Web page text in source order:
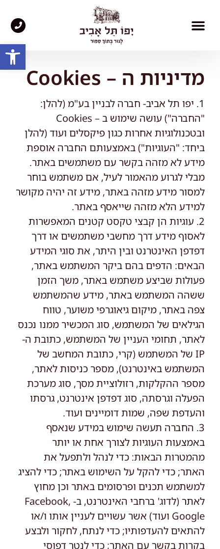
מדיניות ה – Cookies
1. יפו תל אביב- חברה לבניין בע"מ (להלן:
"החברה") עושה שימוש ב – Cookies
ובטכנולוגיות אחרות כגון פיקסלים ועוד (להלן
ביחד: "העוגיות") באמצעותם החברה אוספת
מידע לא מזהה בקשר עם משתמשים באתר.
מבלי לגרוע מהאמור לעיל, אם משתמש בוחר
למסור מידע מזהה באתר, מידע זה יהיה מקושר
למידע הלא מזהה שייאסף באתר.
2. עוגיות הן קבצי טקסט קטנים המאפשרות
לאסוף מידע דרך מחשבי משתמשים או דרך
דפדפן האינטרנט ובין היתר, את סוגי המידע
הבאים: הדפים בהם ביקר המשתמש באתר,
פעולות שביצע משתמש באתר, משך הזמן
ששהה המשתמש באתר, מידע שהמשתמש
צפה באתר, מיקום גיאוגרפי משוער, טווח
הגילאים של המשתמש, סוג המכשיר ממנו נכנס
לאתר, תחומי העניין של המשתמש, כתובת ה-
IP של המשתמש (קרי, כתובת המחשב של
המשתמש באינטרנט), מספר כניסות לאתר,
מספר ההקלקות, רזולוציית מסך, סוג מערכת
הפעלה וגרסתה, סוג דפדפן אינטרנט, גרסתו
והעדפת שפה, שמות דומיינים ועוד.
3. החברה תעשה שימוש במידע שנאסף
באמצעות העוגיות לצורך אחת או יותר
מהמטרות הבאות: כדי לנהל ולתפעל את
האתר; כדי להקל על השימוש באתר; כדי להציג
למשתמש תכנים ופרסומים באתר וכן מחוץ
לאתר (לדוג' ברחבי האינטרנט, ב- Facebook,
Google ועוד) אשר עשויים לעניין אותו ו/או
להתאים להעדפותיו; כדי לנתח, לחקור ולבצע
בקרות בקשר עם האתר; כדי לנטר דפוסי
פתח